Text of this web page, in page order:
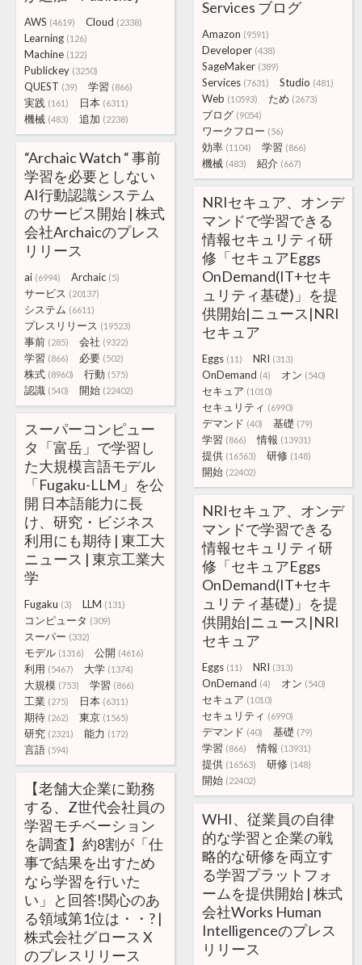
Services ブログ
Amazon (9591)
Developer (438)
SageMaker (389)
Services (7631) Studio (481)
Web (10593) ため (2673)
ブログ (9054)
ワークフロー (56)
効率 (1104) 学習 (866)
機械 (483) 紹介 (667)
AWS (4619) Cloud (2338)
Learning (126)
Machine (122)
Publickey (3250)
QUEST (39) 学習 (866)
実践 (161) 日本 (6311)
機械 (483) 追加 (2238)
“Archaic Watch “ 事前
学習を必要としない
AI行動認識システム
のサービス開始 | 株式
会社Archaicのプレス
リリース
ai (6994) Archaic (5)
サービス (20137)
システム (6611)
プレスリリース (19523)
事前 (285) 会社 (9322)
学習 (866) 必要 (502)
株式 (8960) 行動 (575)
認識 (540) 開始 (22402)
NRIセキュア、オンデ
マンドで学習できる
情報セキュリティ研
修「セキュアEggs
OnDemand(IT+セキ
ュリティ基礎)」を提
供開始|ニュース|NRI
セキュア
Eggs (11) NRI (313)
OnDemand (4) オン (540)
セキュア (1010)
セキュリティ (6990)
デマンド (40) 基礎 (79)
学習 (866) 情報 (13931)
提供 (16563) 研修 (148)
開始 (22402)
スーパーコンピュー
タ「富岳」で学習し
た大規模言語モデル
「Fugaku-LLM」を公
開 日本語能力に長
け、研究・ビジネス
利用にも期待 | 東工大
ニュース | 東京工業大
学
Fugaku (3) LLM (131)
コンピュータ (309)
スーパー (332)
モデル (1316) 公開 (4616)
利用 (5467) 大学 (1374)
大規模 (753) 学習 (866)
工業 (275) 日本 (6311)
期待 (262) 東京 (1565)
研究 (2321) 能力 (172)
言語 (594)
NRIセキュア、オンデ
マンドで学習できる
情報セキュリティ研
修「セキュアEggs
OnDemand(IT+セキ
ュリティ基礎)」を提
供開始|ニュース|NRI
セキュア
Eggs (11) NRI (313)
OnDemand (4) オン (540)
セキュア (1010)
セキュリティ (6990)
デマンド (40) 基礎 (79)
学習 (866) 情報 (13931)
提供 (16563) 研修 (148)
開始 (22402)
【老舗大企業に勤務
する、Z世代会社員の
学習モチベーション
を調査】約8割が「仕
事で結果を出すため
なら学習を行いた
い」と回答!関心のあ
る領域第1位は・・? |
株式会社グロース X
のプレスリリース
WHI、従業員の自律
的な学習と企業の戦
略的な研修を両立す
る学習プラットフォ
ームを提供開始 | 株式
会社Works Human
Intelligenceのプレス
リリース